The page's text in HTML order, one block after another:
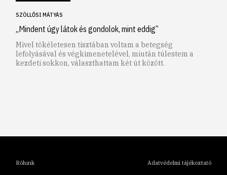
SZÖLLŐSI MÁTYÁS
„Mindent úgy látok és gondolok, mint eddig”
Mivel tökéletesen tisztában voltam a betegség
lefolyásával és végkimenetelével, miután túlestem a
kezdeti sokkon, választhattam két út között.
Rólunk Adatvédelmi tájékoztató